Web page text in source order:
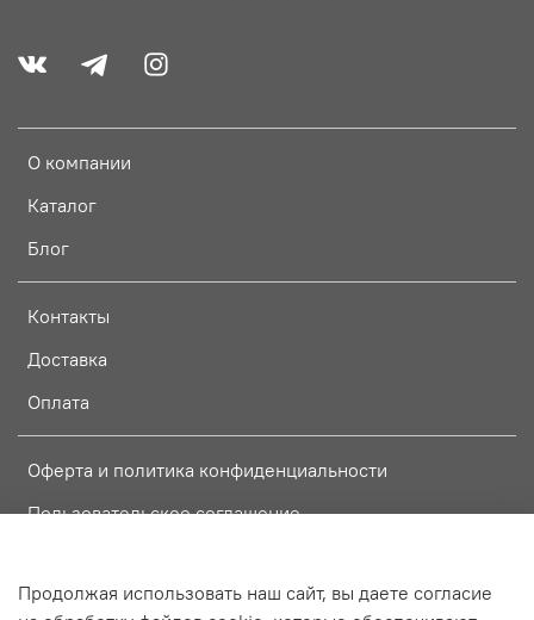
О компании
Каталог
Блог
Контакты
Доставка
Оплата
Оферта и политика конфиденциальности
Пользовательское соглашение
Продолжая использовать наш сайт, вы даете согласие